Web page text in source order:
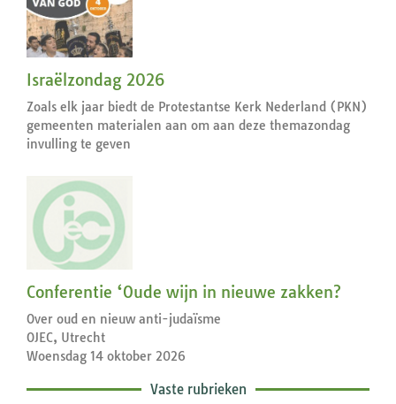
Israëlzondag 2026
Zoals elk jaar biedt de Protestantse Kerk Nederland (PKN)
gemeenten materialen aan om aan deze themazondag
invulling te geven
Conferentie ‘Oude wijn in nieuwe zakken?
Over oud en nieuw anti-judaïsme
OJEC, Utrecht
Woensdag 14 oktober 2026
Vaste rubrieken